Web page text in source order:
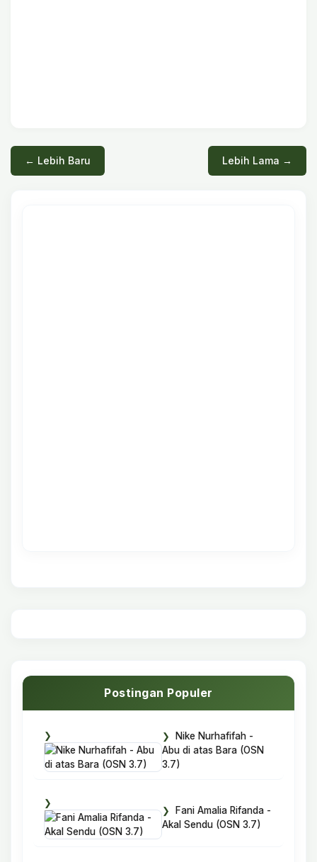
← Lebih Baru Lebih Lama →
Postingan Populer
Nike Nurhafifah -
Abu di atas Bara (OSN
3.7)
Fani Amalia Rifanda -
Akal Sendu (OSN 3.7)